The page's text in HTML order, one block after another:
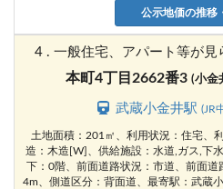
公示地価の推移
4 . 一般住宅、アパート等が
本町4丁目2662番3 (小金
武蔵小金井駅 (JR
土地面積：201㎡、利用状況：住宅、
造：木造[W]、供給施設：水道,ガス,下
下：0階、前面道路状況：市道、前面道
4m、側道区分：背面道、最寄駅：武蔵